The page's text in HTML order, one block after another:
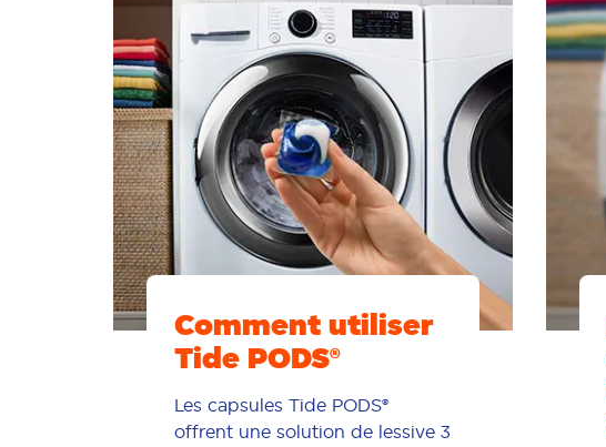
Comment utiliser
Tide PODS®
Les capsules Tide PODS®
offrent une solution de lessive 3